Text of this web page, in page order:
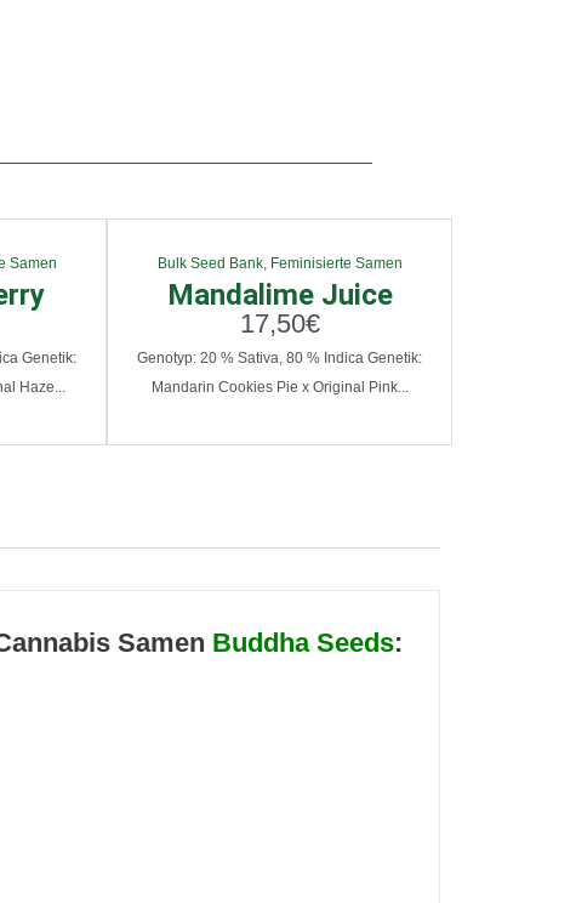
Samen
Genetik:
Haze...
Bulk Seed Bank, Feminisierte Samen
Mandalime Juice
17,50€
Genotyp: 20 % Sativa, 80 % Indica Genetik:
Mandarin Cookies Pie x Original Pink...
Samen Buddha Seeds: